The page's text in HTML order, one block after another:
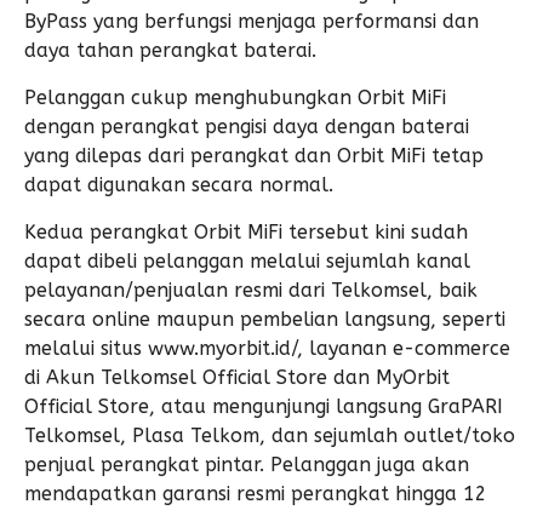
ByPass yang berfungsi menjaga performansi dan
daya tahan perangkat baterai.
Pelanggan cukup menghubungkan Orbit MiFi
dengan perangkat pengisi daya dengan baterai
yang dilepas dari perangkat dan Orbit MiFi tetap
dapat digunakan secara normal.
Kedua perangkat Orbit MiFi tersebut kini sudah
dapat dibeli pelanggan melalui sejumlah kanal
pelayanan/penjualan resmi dari Telkomsel, baik
secara online maupun pembelian langsung, seperti
melalui situs www.myorbit.id/, layanan e-commerce
di Akun Telkomsel Official Store dan MyOrbit
Official Store, atau mengunjungi langsung GraPARI
Telkomsel, Plasa Telkom, dan sejumlah outlet/toko
penjual perangkat pintar. Pelanggan juga akan
mendapatkan garansi resmi perangkat hingga 12